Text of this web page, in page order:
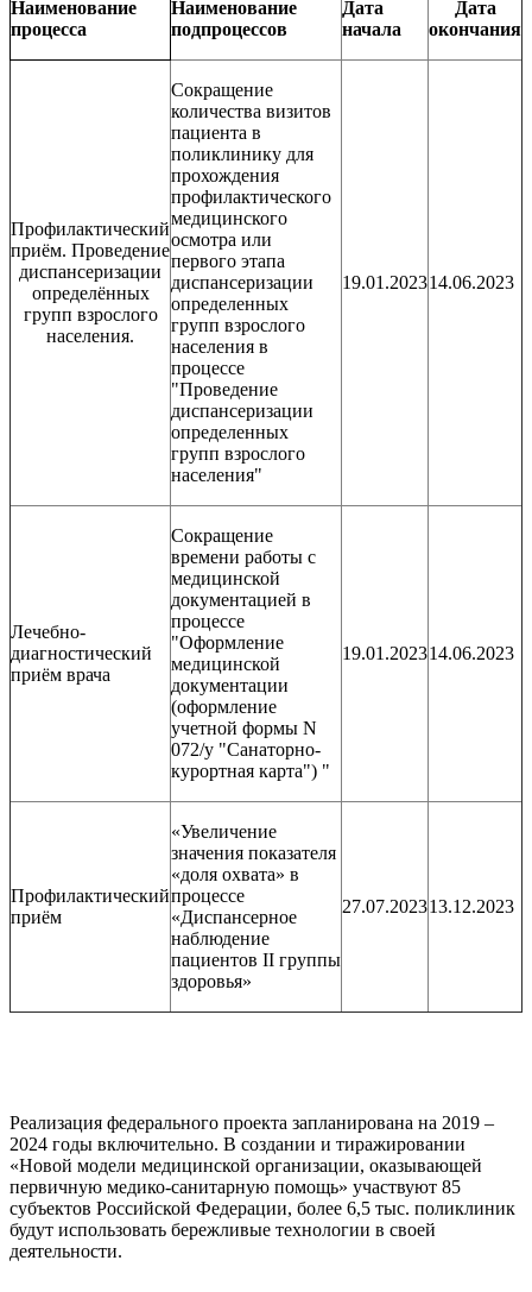
Наименование
процесса
Наименование
подпроцессов
Дата
начала
Дата
окончания
Профилактический
приём. Проведение
диспансеризации
определённых
групп взрослого
населения.
Сокращение
количества визитов
пациента в
поликлинику для
прохождения
профилактического
медицинского
осмотра или
первого этапа
диспансеризации
определенных
групп взрослого
населения в
процессе
"Проведение
диспансеризации
определенных
групп взрослого
населения"
19.01.202314.06.2023
Лечебно-
диагностический
приём врача
Сокращение
времени работы с
медицинской
документацией в
процессе
"Оформление
медицинской
документации
(оформление
учетной формы N
072/у "Санаторно-
курортная карта") "
19.01.202314.06.2023
Профилактический
приём
«Увеличение
значения показателя
«доля охвата» в
процессе
«Диспансерное
наблюдение
пациентов II группы
здоровья»
27.07.202313.12.2023
Реализация федерального проекта запланирована на 2019 –
2024 годы включительно. В создании и тиражировании
«Новой модели медицинской организации, оказывающей
первичную медико-санитарную помощь» участвуют 85
субъектов Российской Федерации, более 6,5 тыс. поликлиник
будут использовать бережливые технологии в своей
деятельности.